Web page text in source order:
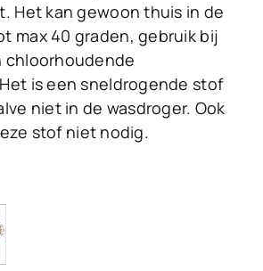
Het kan gewoon thuis in de
max 40 graden, gebruik bij
chloorhoudende
is een sneldrogende stof
niet in de wasdroger. Ook
stof niet nodig.